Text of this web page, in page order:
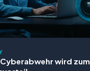
wird zum